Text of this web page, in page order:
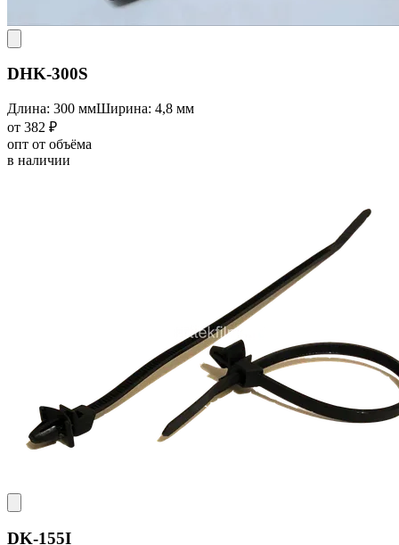
DHK-300S
Длина: 300 ммШирина: 4,8 мм
от 382 ₽
опт от объёма
в наличии
DK-155I